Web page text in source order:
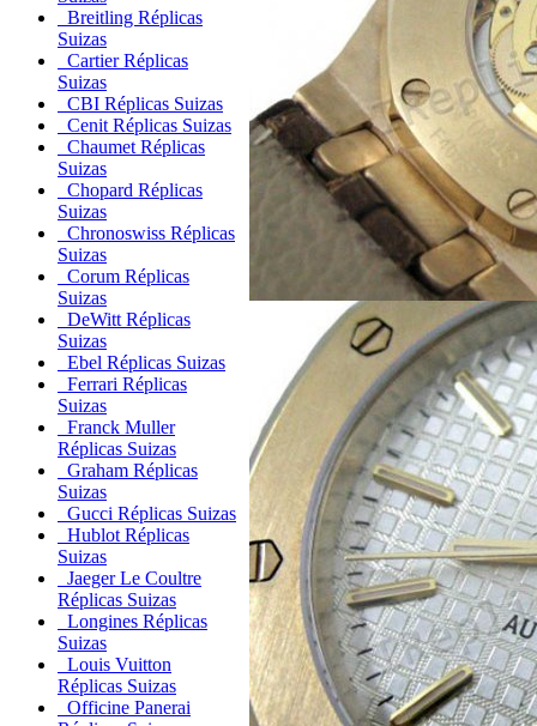
Breitling Réplicas
Suizas
Cartier Réplicas
Suizas
CBI Réplicas Suizas
Cenit Réplicas Suizas
Chaumet Réplicas
Suizas
Chopard Réplicas
Suizas
Chronoswiss Réplicas
Suizas
Corum Réplicas
Suizas
DeWitt Réplicas
Suizas
Ebel Réplicas Suizas
Ferrari Réplicas
Suizas
Franck Muller
Réplicas Suizas
Graham Réplicas
Suizas
Gucci Réplicas Suizas
Hublot Réplicas
Suizas
Jaeger Le Coultre
Réplicas Suizas
Longines Réplicas
Suizas
Louis Vuitton
Réplicas Suizas
Officine Panerai